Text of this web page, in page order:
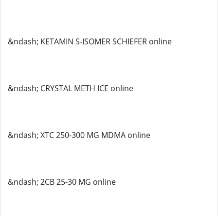
&ndash; KETAMIN S-ISOMER SCHIEFER online
&ndash; CRYSTAL METH ICE online
&ndash; XTC 250-300 MG MDMA online
&ndash; 2CB 25-30 MG online